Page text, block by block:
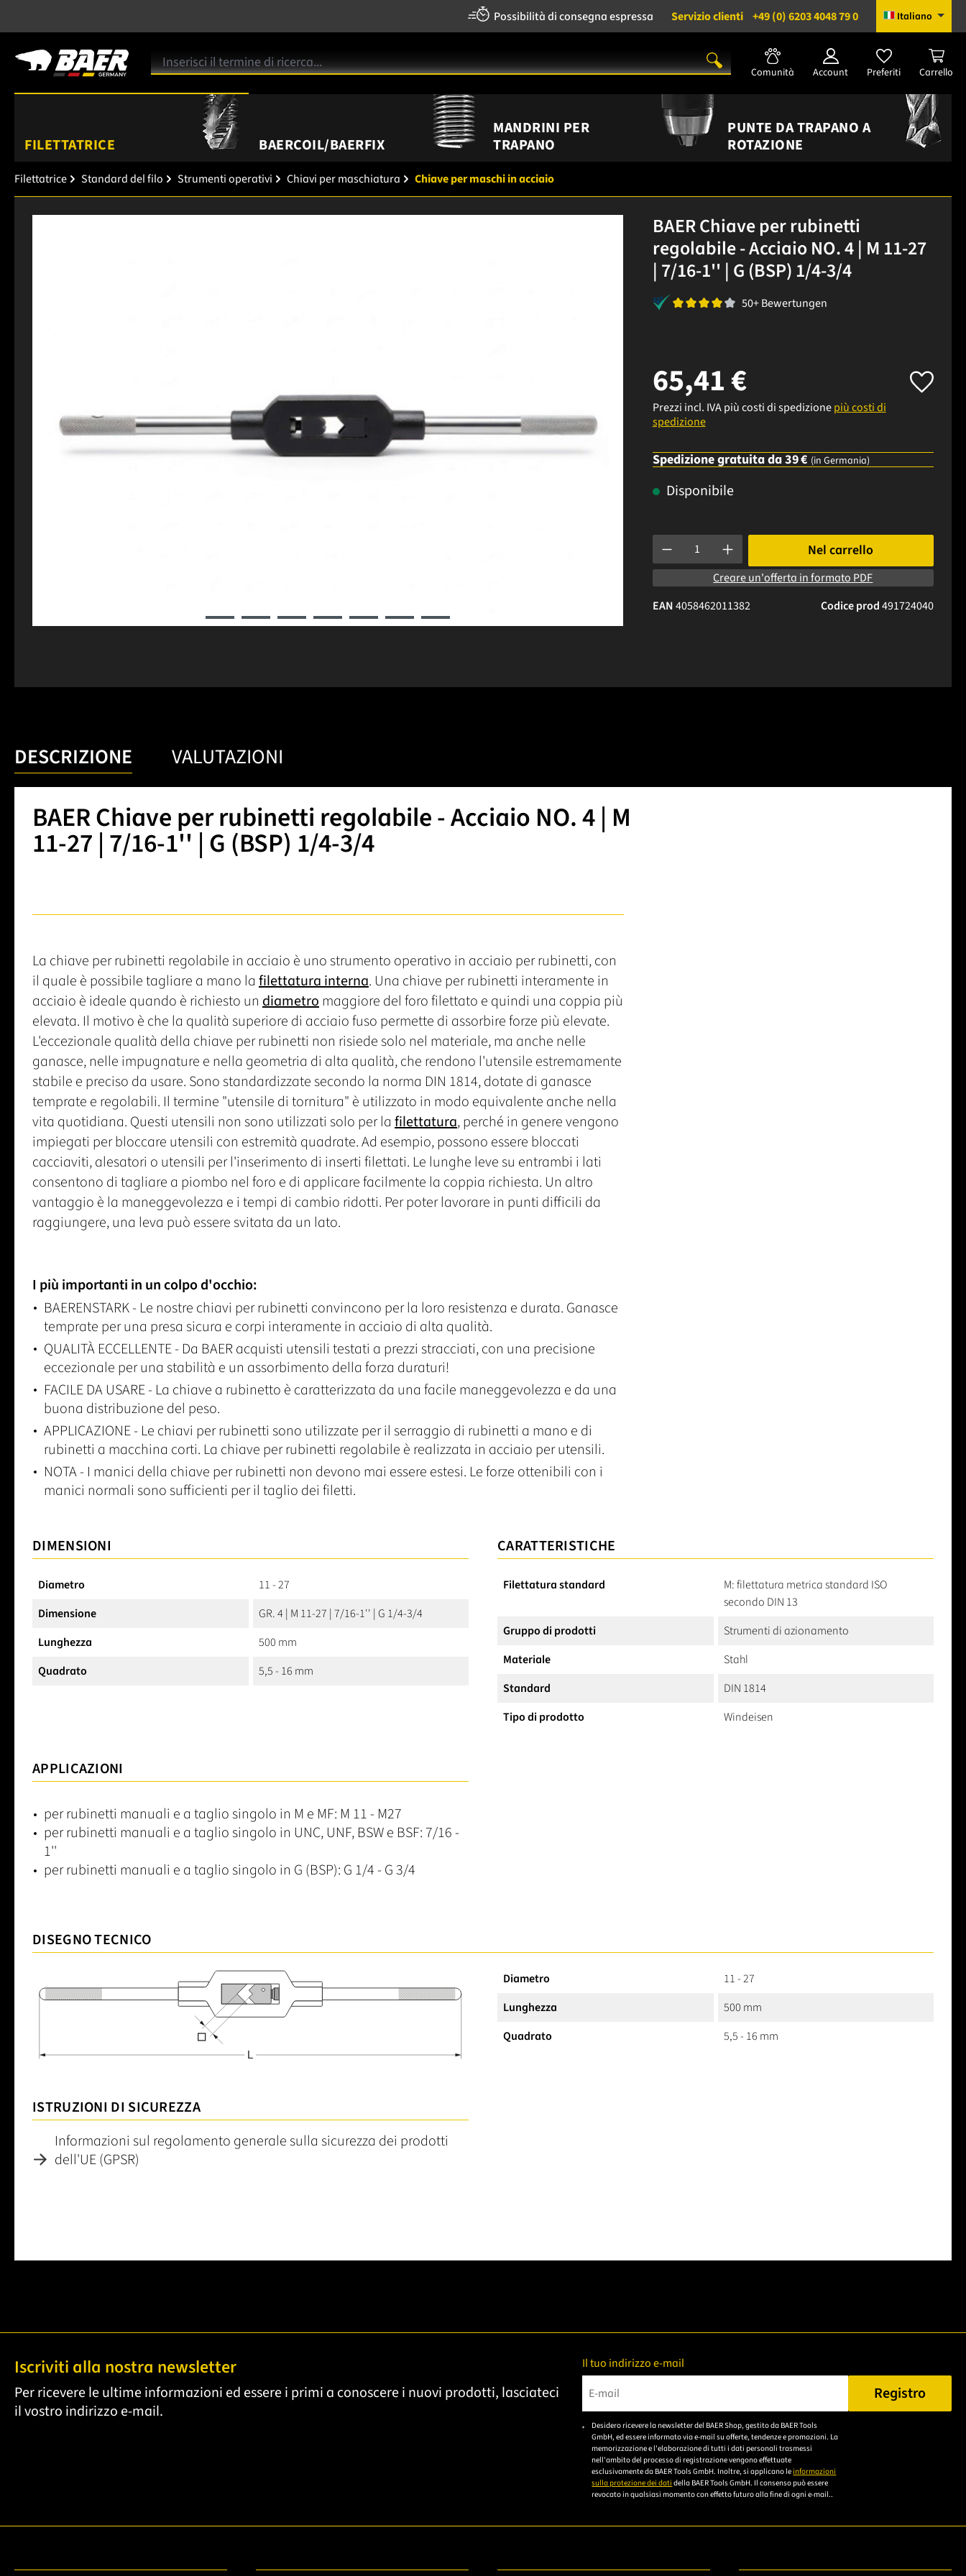
Possibilità di consegna espressa Servizio clienti +49 (0) 6203 4048 79 0 Italiano
Comunità Account Preferiti Carrello
FILETTATRICE BAERCOIL/BAERFIX
MANDRINI PER
TRAPANO
PUNTE DA TRAPANO A
ROTAZIONE
Filettatrice Standard del filo Strumenti operativi Chiavi per maschiatura Chiave per maschi in acciaio
BAER Chiave per rubinetti
regolabile - Acciaio NO. 4 | M 11-27
| 7/16-1'' | G (BSP) 1/4-3/4
50+ Bewertungen
65,41 €
Prezzi incl. IVA più costi di spedizionepiù costi di
spedizione
Spedizione gratuita da 39 € (in Germania)
Disponibile
Quantità del prodotto: inserisci la quantità desiderata o usa i
Nel carrello
Creare un'offerta in formato PDF
Codice prod491724040
EAN4058462011382
DESCRIZIONE VALUTAZIONI
BAER Chiave per rubinetti regolabile - Acciaio NO. 4 | M
11-27 | 7/16-1'' | G (BSP) 1/4-3/4
La chiave per rubinetti regolabile in acciaio è uno strumento operativo in acciaio per rubinetti, con
il quale è possibile tagliare a mano la filettatura interna. Una chiave per rubinetti interamente in
acciaio è ideale quando è richiesto un diametromaggiore del foro filettato e quindi una coppia più
elevata. Il motivo è che la qualità superiore di acciaio fuso permette di assorbire forze più elevate.
L'eccezionale qualità della chiave per rubinetti non risiede solo nel materiale, ma anche nelle
ganasce, nelle impugnature e nella geometria di alta qualità, che rendono l'utensile estremamente
stabile e preciso da usare. Sono standardizzate secondo la norma DIN 1814, dotate di ganasce
temprate e regolabili. Il termine "utensile di tornitura" è utilizzato in modo equivalente anche nella
vita quotidiana. Questi utensili non sono utilizzati solo per la filettatura, perché in genere vengono
impiegati per bloccare utensili con estremità quadrate. Ad esempio, possono essere bloccati
cacciaviti, alesatori o utensili per l'inserimento di inserti filettati. Le lunghe leve su entrambi i lati
consentono di tagliare a piombo nel foro e di applicare facilmente la coppia richiesta. Un altro
vantaggio è la maneggevolezza e i tempi di cambio ridotti. Per poter lavorare in punti difficili da
raggiungere, una leva può essere svitata da un lato.
I più importanti in un colpo d'occhio:
BAERENSTARK - Le nostre chiavi per rubinetti convincono per la loro resistenza e durata. Ganasce
temprate per una presa sicura e corpi interamente in acciaio di alta qualità.
QUALITÀ ECCELLENTE - Da BAER acquisti utensili testati a prezzi stracciati, con una precisione
eccezionale per una stabilità e un assorbimento della forza duraturi!
FACILE DA USARE - La chiave a rubinetto è caratterizzata da una facile maneggevolezza e da una
buona distribuzione del peso.
APPLICAZIONE - Le chiavi per rubinetti sono utilizzate per il serraggio di rubinetti a mano e di
rubinetti a macchina corti. La chiave per rubinetti regolabile è realizzata in acciaio per utensili.
NOTA - I manici della chiave per rubinetti non devono mai essere estesi. Le forze ottenibili con i
manici normali sono sufficienti per il taglio dei filetti.
DIMENSIONI
Diametro
11 - 27
Dimensione
GR. 4 | M 11-27 | 7/16-1'' | G 1/4-3/4
Lunghezza
500 mm
Quadrato
5,5 - 16 mm
CARATTERISTICHE
Filettatura standard
M: filettatura metrica standard ISO
secondo DIN 13
Gruppo di prodotti
Strumenti di azionamento
Materiale
Stahl
Standard
DIN 1814
Tipo di prodotto
Windeisen
APPLICAZIONI
per rubinetti manuali e a taglio singolo in M e MF: M 11 - M27
per rubinetti manuali e a taglio singolo in UNC, UNF, BSW e BSF: 7/16 -
1''
per rubinetti manuali e a taglio singolo in G (BSP): G 1/4 - G 3/4
DISEGNO TECNICO
Diametro
11 - 27
Lunghezza
500 mm
Quadrato
5,5 - 16 mm
ISTRUZIONI DI SICUREZZA
Informazioni sul regolamento generale sulla sicurezza dei prodotti
dell'UE (GPSR)
Iscriviti alla nostra newsletter
Per ricevere le ultime informazioni ed essere i primi a conoscere i nuovi prodotti, lasciateci
il vostro indirizzo e-mail.
Il tuo indirizzo e-mail
Bitte geben Sie eine gültige E-Mail-Adresse ein.
Registro
Desidero ricevere la newsletter del BAER Shop, gestito da BAER Tools
GmbH, ed essere informato via e-mail su offerte, tendenze e promozioni. La
memorizzazione e l'elaborazione di tutti i dati personali trasmessi
nell'ambito del processo di registrazione vengono effettuate
esclusivamente da BAER Tools GmbH. Inoltre, si applicano le informazioni
sulla protezione dei dati della BAER Tools GmbH. Il consenso può essere
revocato in qualsiasi momento con effetto futuro alla fine di ogni e-mail..